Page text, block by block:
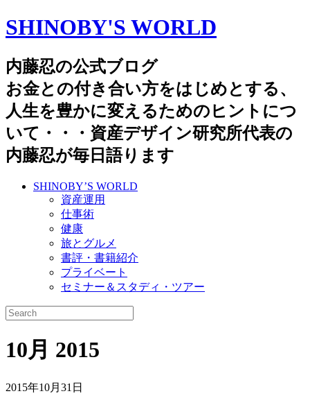
SHINOBY'S WORLD
内藤忍の公式ブログ
お金との付き合い方をはじめとする、
人生を豊かに変えるためのヒントにつ
いて・・・資産デザイン研究所代表の
内藤忍が毎日語ります
SHINOBY’S WORLD
資産運用
仕事術
健康
旅とグルメ
書評・書籍紹介
プライベート
セミナー＆スタディ・ツアー
10月 2015
2015年10月31日